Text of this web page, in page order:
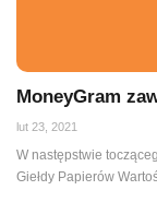
MoneyGram
lut 23, 2021
W następstwie
Giełdy Papierów